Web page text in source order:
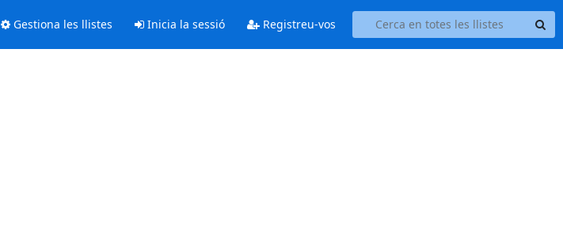
Gestiona les llistes Inicia la sessió Registreu-vos